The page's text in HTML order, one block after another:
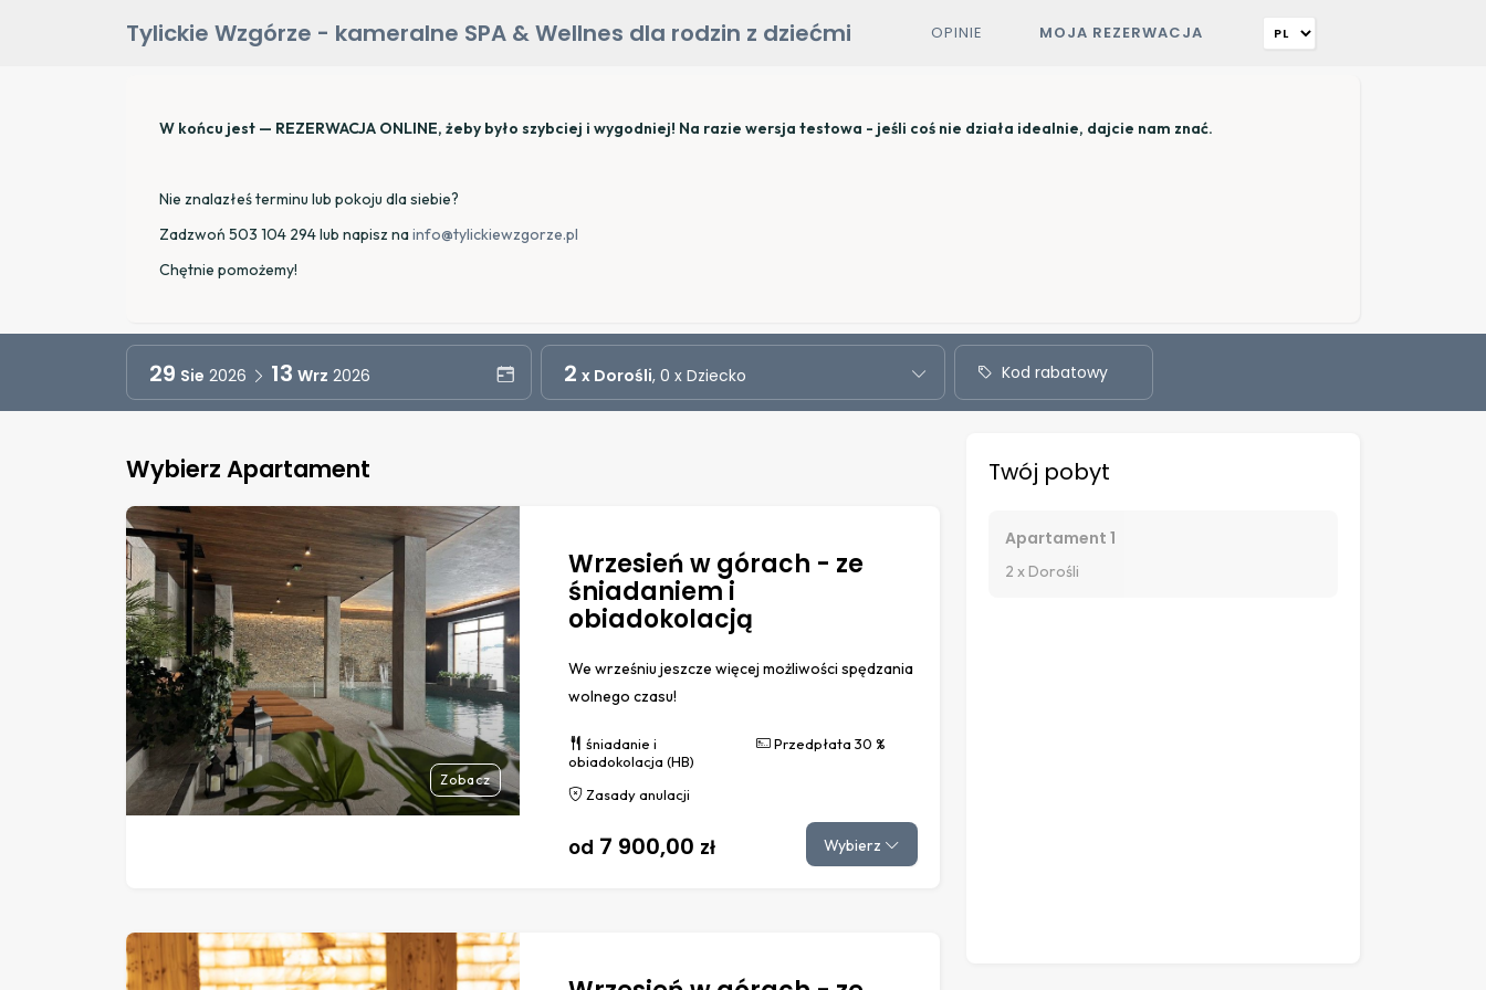
Tylickie Wzgórze - kameralne SPA & Wellnes dla rodzin z dziećmi OPINIE MOJA REZERWACJA
W końcu jest — REZERWACJA ONLINE, żeby było szybciej i wygodniej! Na razie wersja testowa - jeśli coś nie działa idealnie, dajcie nam znać.
Nie znalazłeś terminu lub pokoju dla siebie?
Zadzwoń 503 104 294 lub napisz nainfo@tylickiewzgorze.pl
Chętnie pomożemy!
29 Sie 2026 13 Wrz 2026 2 x Dorośli, 0 x Dziecko Kod rabatowy
Wybierz Apartament
Zobacz
Wrzesień w górach - ze
śniadaniem i
obiadokolacją
We wrześniu jeszcze więcej możliwości spędzania
wolnego czasu!
śniadanie i
obiadokolacja (HB)
Przedpłata 30 %
Zasady anulacji
od 7 900,00 zł Wybierz
Twój pobyt
Apartament 1
2 x Dorośli